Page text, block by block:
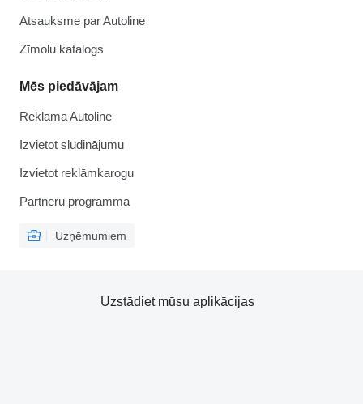
Atsauksme par Autoline
Zīmolu katalogs
Mēs piedāvājam
Reklāma Autoline
Izvietot sludinājumu
Izvietot reklāmkarogu
Partneru programma
Uzņēmumiem
Uzstādiet mūsu aplikācijas